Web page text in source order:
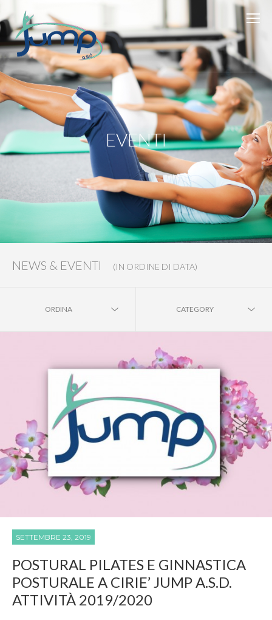
EVENTI
NEWS & EVENTI (IN ORDINE DI DATA)
CATEGORY
ORDINA
SETTEMBRE 23, 2019
POSTURAL PILATES E GINNASTICA
POSTURALE A CIRIE’ JUMP A.S.D.
ATTIVITÀ 2019/2020